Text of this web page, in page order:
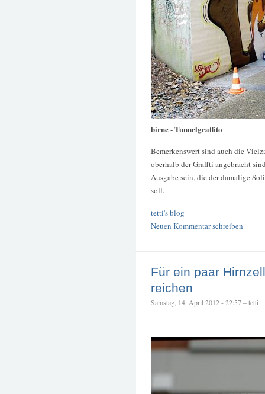
birne - Tunnelgraffito
Bemerkenswert sind auch die
oberhalb der Graffti angebracht
Ausgabe sein, die der damalige
soll.
tetti's blog
Neuen Kommentar schreiben
Für ein paar
reichen
Samstag, 14. April 2012 - 22:57 – tetti